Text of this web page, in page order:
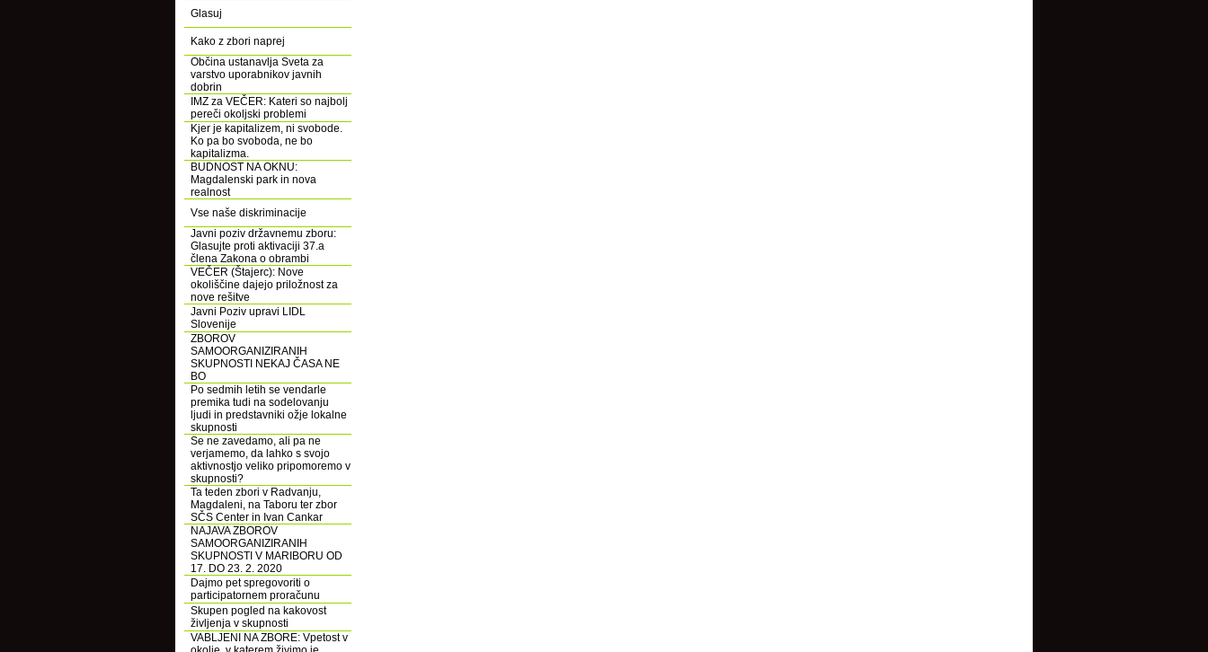
Glasuj
Kako z zbori naprej
Občina ustanavlja Sveta za
varstvo uporabnikov javnih
dobrin
IMZ za VEČER: Kateri so najbolj
pereči okoljski problemi
Kjer je kapitalizem, ni svobode.
Ko pa bo svoboda, ne bo
kapitalizma.
BUDNOST NA OKNU:
Magdalenski park in nova
realnost
Vse naše diskriminacije
Javni poziv državnemu zboru:
Glasujte proti aktivaciji 37.a
člena Zakona o obrambi
VEČER (Štajerc): Nove
okoliščine dajejo priložnost za
nove rešitve
Javni Poziv upravi LIDL
Slovenije
ZBOROV
SAMOORGANIZIRANIH
SKUPNOSTI NEKAJ ČASA NE
BO
Po sedmih letih se vendarle
premika tudi na sodelovanju
ljudi in predstavniki ožje lokalne
skupnosti
Se ne zavedamo, ali pa ne
verjamemo, da lahko s svojo
aktivnostjo veliko pripomoremo v
skupnosti?
Ta teden zbori v Radvanju,
Magdaleni, na Taboru ter zbor
SČS Center in Ivan Cankar
NAJAVA ZBOROV
SAMOORGANIZIRANIH
SKUPNOSTI V MARIBORU OD
17. DO 23. 2. 2020
Dajmo pet spregovoriti o
participatornem proračunu
Skupen pogled na kakovost
življenja v skupnosti
VABLJENI NA ZBORE: Vpetost v